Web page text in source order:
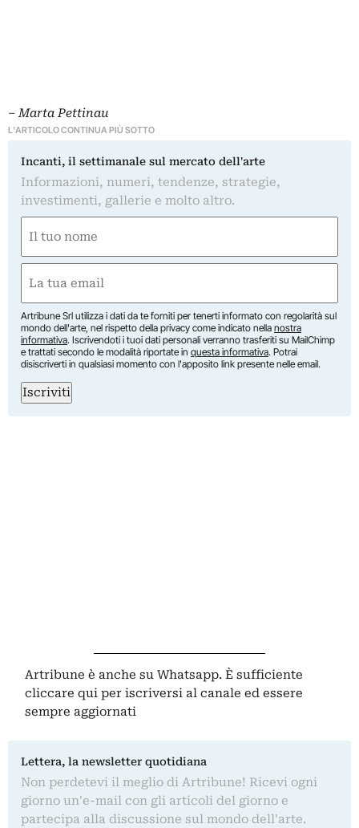
–Marta Pettinau
L'ARTICOLO CONTINUA PIÙ SOTTO
Incanti, il settimanale sul mercato dell'arte
Informazioni, numeri, tendenze, strategie,
investimenti, gallerie e molto altro.
(Obbligatorio)
(Obbligatorio)
Artribune Srl utilizza i dati da te forniti per tenerti informato con regolarità sul
mondo dell'arte, nel rispetto della privacy come indicato nella nostra
informativa. Iscrivendoti i tuoi dati personali verranno trasferiti su MailChimp
e trattati secondo le modalità riportate in questa informativa. Potrai
disiscriverti in qualsiasi momento con l'apposito link presente nelle email.
Iscriviti
Artribune è anche su Whatsapp. È sufficiente
cliccare qui per iscriversi al canale ed essere
sempre aggiornati
Lettera, la newsletter quotidiana
Non perdetevi il meglio di Artribune! Ricevi ogni
giorno un'e-mail con gli articoli del giorno e
partecipa alla discussione sul mondo dell'arte.